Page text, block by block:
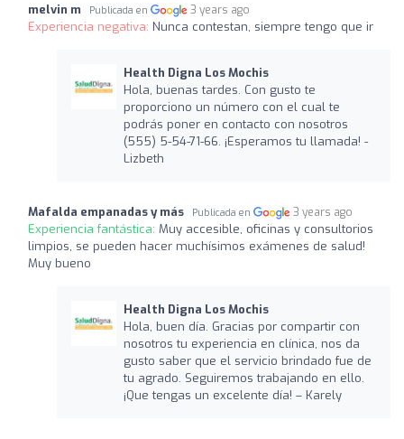
melvin m Publicada en 3 years ago
Experiencia negativa: Nunca contestan, siempre tengo que ir
Health Digna Los Mochis
Hola, buenas tardes. Con gusto te
proporciono un número con el cual te
podrás poner en contacto con nosotros
(555) 5-54-71-66. ¡Esperamos tu llamada! -
Lizbeth
Mafalda empanadas y más Publicada en 3 years ago
Experiencia fantástica: Muy accesible, oficinas y consultorios
limpios, se pueden hacer muchísimos exámenes de salud!
Muy bueno
Health Digna Los Mochis
Hola, buen día. Gracias por compartir con
nosotros tu experiencia en clínica, nos da
gusto saber que el servicio brindado fue de
tu agrado. Seguiremos trabajando en ello.
¡Que tengas un excelente día! – Karely